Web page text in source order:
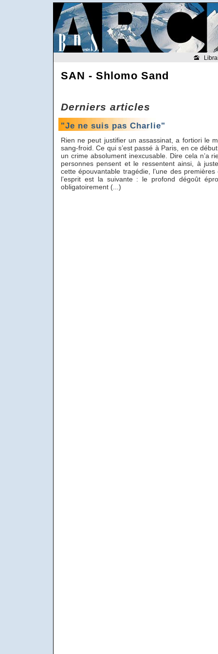
SAN - Shlomo Sand
Derniers articles
"Je ne suis pas Charlie"
Rien ne peut justifier un assassinat, a fortiori le
sang-froid. Ce qui s’est passé à Paris, en ce
un crime absolument inexcusable. Dire cela n’a
personnes pensent et le ressentent ainsi, à
cette épouvantable tragédie, l’une des
l’esprit est la suivante : le profond dégoût
obligatoirement (...)